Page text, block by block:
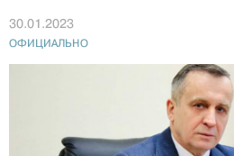
30.01.2023
ОФИЦИАЛЬНО